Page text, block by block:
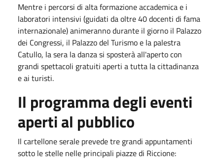
Mentre i percorsi di alta formazione accademica e i
laboratori intensivi (guidati da oltre 40 docenti di fama
internazionale) animeranno durante il giorno il Palazzo
dei Congressi, il Palazzo del Turismo e la palestra
Catullo, la sera la danza si sposterà all'aperto con
grandi spettacoli gratuiti aperti a tutta la cittadinanza
e ai turisti.
Il programma degli eventi
aperti al pubblico
Il cartellone serale prevede tre grandi appuntamenti
sotto le stelle nelle principali piazze di Riccione: